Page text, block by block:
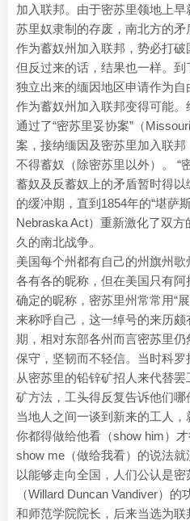
加入联邦。由于密苏里领地上
苏里奴隶制的存废，南北方的
作为蓄奴州加入联邦，势必打破
但反过来的话，结果也一样。
独立出来的缅因地区申请作为
作为蓄奴州加入联邦变得可能
通过了“密苏里妥协案”（
案，接纳缅因及密苏里加入联邦
不得蓄奴（除密苏里以外）。 “
蓄奴及反蓄奴上的矛盾暂时得
的缓冲期，直到1854年的“堪萨
Nebraska Act）重新激化了双
久的南北战争。
美国每个州都有自己的州旗州
各有各的昵称，但在美国只有
确定的昵称，密苏里州常常用“
来称呼自己，这一绰号的来历
期，相对东部各州而言密苏里
保守，坚韧而不轻信。当时科
从密苏里的铅锌矿招人来代替
矿方法，工头得反复告诉他们哪
当地人之间一谈到新来的工人
你都得做给他看（show him）
show me（做给我看）的说法
以能够走向全国，人们公认是
（Willard Duncan Vandiver）
和师范学院院长，后来当选为